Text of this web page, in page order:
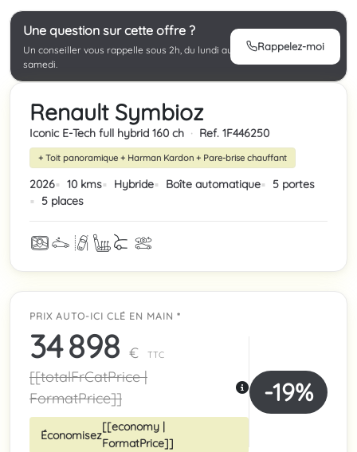
Une question sur cette offre ?
Un conseiller vous rappelle sous 2h, du lundi au
samedi.
Rappelez-moi
Renault Symbioz
Iconic E-Tech full hybrid 160 ch · Ref. 1F446250
+ Toit panoramique + Harman Kardon + Pare-brise chauffant
2026 10 kms Hybride Boîte automatique
5 portes
5 places
PRIX AUTO-ICI CLÉ EN MAIN *
34 898 € TTC
[[totalFrCatPrice |
FormatPrice]]
Économisez
[[economy |
FormatPrice]]
-19%